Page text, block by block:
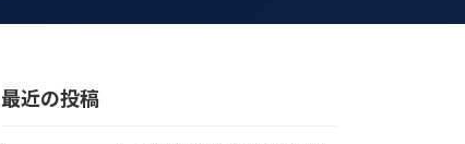
最近の投稿